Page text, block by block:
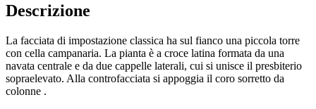
Descrizione
La facciata di impostazione classica ha sul fianco una piccola torre
con cella campanaria. La pianta è a croce latina formata da una
navata centrale e da due cappelle laterali, cui si unisce il presbiterio
sopraelevato. Alla controfacciata si appoggia il coro sorretto da
colonne .